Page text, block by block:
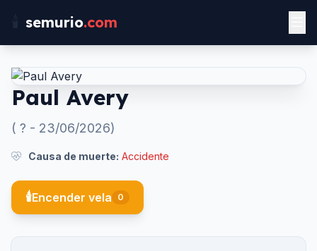
semurio.com
Paul Avery
( ? - 23/06/2026)
Causa de muerte: Accidente
🕯️Encender vela 0